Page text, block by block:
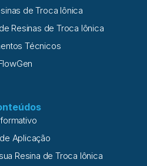
de Troca Iônica
Resinas de Troca Iônica
Técnicos
Aplicação
Resina de Troca Iônica